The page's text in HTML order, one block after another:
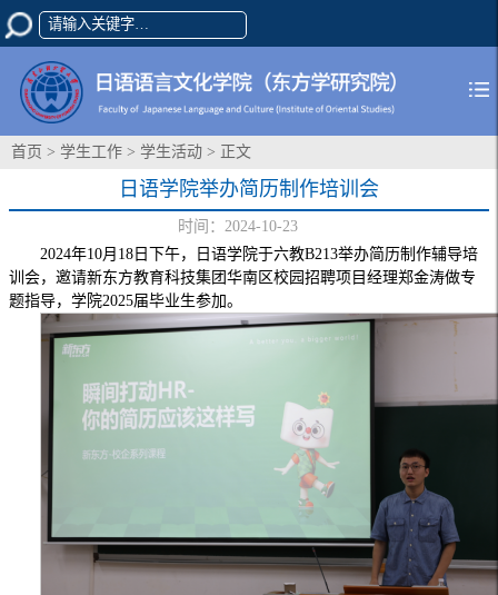
首页 > 学生工作 > 学生活动 > 正文
日语学院举办简历制作培训会
时间：2024-10-23
2024年10月18日下午，日语学院于六教B213举办简历制作辅导培
训会，邀请新东方教育科技集团华南区校园招聘项目经理郑金涛做专
题指导，学院2025届毕业生参加。